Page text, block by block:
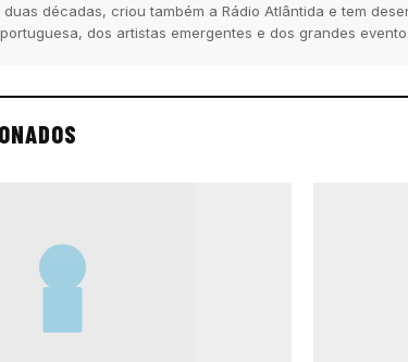
duas décadas, criou também a Rádio Atlântida e tem
dos artistas emergentes e dos grandes